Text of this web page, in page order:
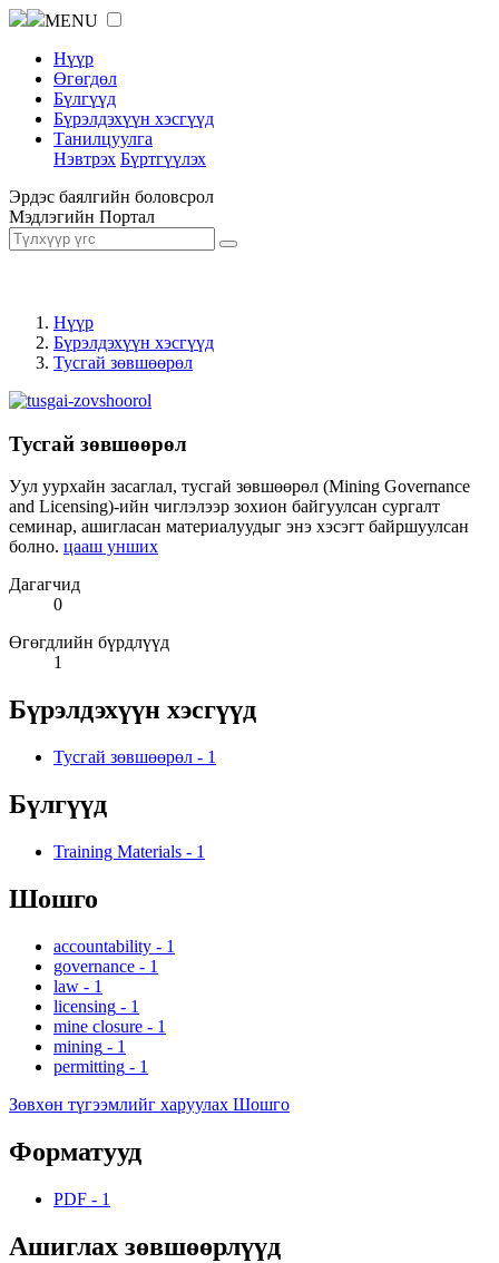
MENU
Нүүр
Өгөгдөл
Бүлгүүд
Бүрэлдэхүүн хэсгүүд
Танилцуулга
Нэвтрэх Бүртгүүлэх
Эрдэс баялгийн боловсрол
Мэдлэгийн Портал
Нүүр
Бүрэлдэхүүн хэсгүүд
Тусгай зөвшөөрөл
Тусгай зөвшөөрөл
Уул уурхайн засаглал, тусгай зөвшөөрөл (Mining Governance
and Licensing)-ийн чиглэлээр зохион байгуулсан сургалт
семинар, ашигласан материалуудыг энэ хэсэгт байршуулсан
болно. цааш унших
Дагагчид
0
Өгөгдлийн бүрдлүүд
1
Бүрэлдэхүүн хэсгүүд
Тусгай зөвшөөрөл - 1
Бүлгүүд
Training Materials - 1
Шошго
accountability - 1
governance - 1
law - 1
licensing - 1
mine closure - 1
mining - 1
permitting - 1
Зөвхөн түгээмлийг харуулах Шошго
Форматууд
PDF - 1
Ашиглах зөвшөөрлүүд